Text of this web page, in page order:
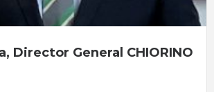
Director General CHIORINO